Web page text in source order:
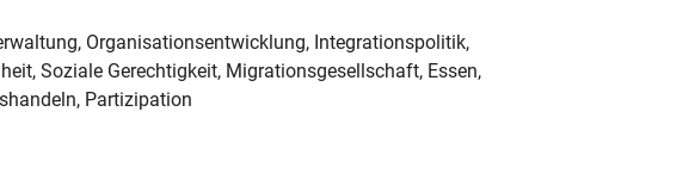
Organisationsentwicklung, Integrationspolitik,
Soziale Gerechtigkeit, Migrationsgesellschaft, Essen,
Partizipation